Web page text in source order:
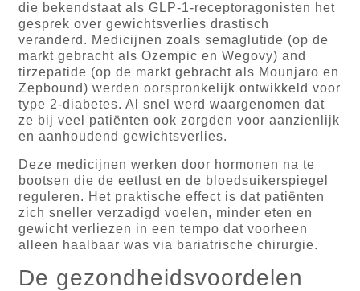
die bekendstaat als GLP-1-receptoragonisten het
gesprek over gewichtsverlies drastisch
veranderd. Medicijnen zoals semaglutide (op de
markt gebracht als Ozempic en Wegovy) and
tirzepatide (op de markt gebracht als Mounjaro en
Zepbound) werden oorspronkelijk ontwikkeld voor
type 2-diabetes. Al snel werd waargenomen dat
ze bij veel patiënten ook zorgden voor aanzienlijk
en aanhoudend gewichtsverlies.
Deze medicijnen werken door hormonen na te
bootsen die de eetlust en de bloedsuikerspiegel
reguleren. Het praktische effect is dat patiënten
zich sneller verzadigd voelen, minder eten en
gewicht verliezen in een tempo dat voorheen
alleen haalbaar was via bariatrische chirurgie.
De gezondheidsvoordelen